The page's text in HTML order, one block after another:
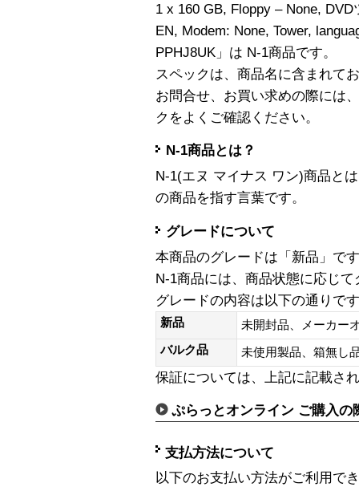
1 x 160 GB, Floppy – None,
EN, Modem: None, Tower,
PPHJ8UK」は N-1商品です。
スペックは、商品名に含まれて
お問合せ、お買い求めの際には
クをよくご確認ください。
N-1商品とは？
N-1(エヌ マイナス ワン)商品と
の商品を指す言葉です。
グレードについて
本商品のグレードは「新品」です
N-1商品には、商品状態に応じ
グレードの内容は以下の通りで
新品
未開封品、メーカー
バルク品
未使用製品、箱無
保証については、上記に記載さ
ぷらっとオンライン ご購入の
支払方法について
以下のお支払い方法がご利用で